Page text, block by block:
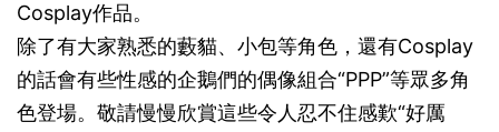
Cosplay作品。
除了有大家熟悉的藪貓、小包等角色，還有Cosplay
的話會有些性感的企鵝們的偶像組合“PPP”等眾多角
色登場。敬請慢慢欣賞這些令人忍不住感歎“好厲